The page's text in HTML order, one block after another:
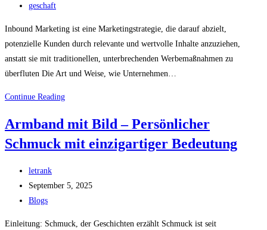
der
published:
Post
geschaft
Inbound Marketing ist eine Marketingstrategie, die darauf abzielt,
potenzielle Kunden durch relevante und wertvolle Inhalte anzuziehen,
anstatt sie mit traditionellen, unterbrechenden Werbemaßnahmen zu
überfluten Die Art und Weise, wie Unternehmen…
Continue ReadingInbound
ist
eine
Armband mit Bild – Persönlicher
Schmuck mit einzigartiger Bedeutung
Post
author:
letrank
Post
published:
September 5, 2025
Post
Blogs
Einleitung: Schmuck, der Geschichten erzählt Schmuck ist seit